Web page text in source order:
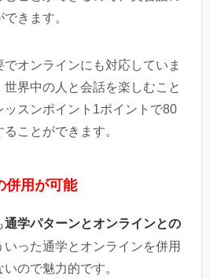
きます。
オンラインにも対応していま
界中の人と会話を楽しむこと
ッスンポイント1ポイントで80
ことができます。
併用が可能
通学パターンとオンラインとの
った通学とオンラインを併用
ので魅力的です。